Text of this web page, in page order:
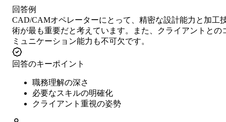
回答例
CAD/CAMオペレーターにとって、精密な設計能力と加工
術が最も重要だと考えています。また、クライアントとの
ミュニケーション能力も不可欠です。
回答のキーポイント
職務理解の深さ
必要なスキルの明確化
クライアント重視の姿勢